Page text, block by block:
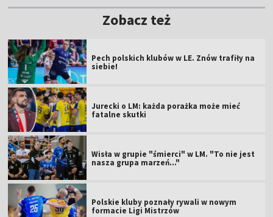
Zobacz też
Pech polskich klubów w LE. Znów trafiły na
siebie!
Jurecki o LM: każda porażka może mieć
fatalne skutki
Wisła w grupie "śmierci" w LM. "To nie jest
nasza grupa marzeń..."
Polskie kluby poznały rywali w nowym
formacie Ligi Mistrzów